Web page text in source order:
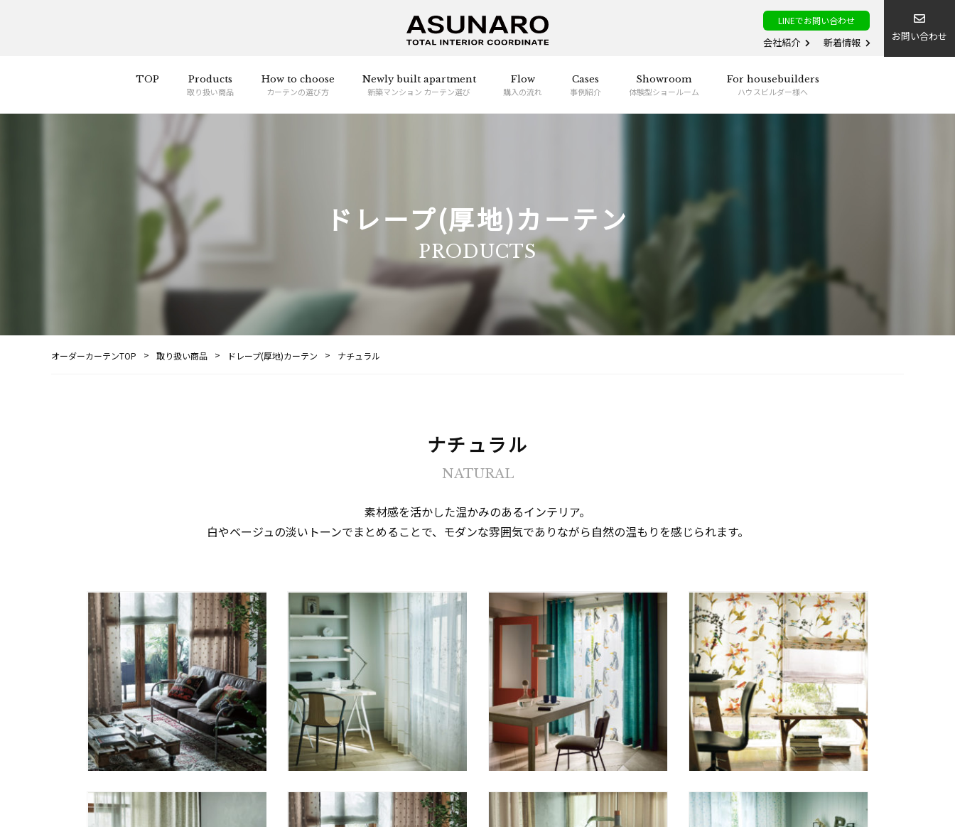
LINEでお問い合わせ
会社紹介 新着情報 お問い合わせ
TOP Products
取り扱い商品
How to choose
カーテンの選び方
Newly built apartment
新築マンション カーテン選び
Flow
購入の流れ
Cases
事例紹介
Showroom
体験型ショールーム
For housebuilders
ハウスビルダー様へ
ドレープ(厚地)カーテン
PRODUCTS
オーダーカーテンTOP 取り扱い商品 ドレープ(厚地)カーテン ナチュラル
ナチュラル
NATURAL
素材感を活かした温かみのあるインテリア。
白やベージュの淡いトーンでまとめることで、モダンな雰囲気でありながら自然の温もりを感じられます。